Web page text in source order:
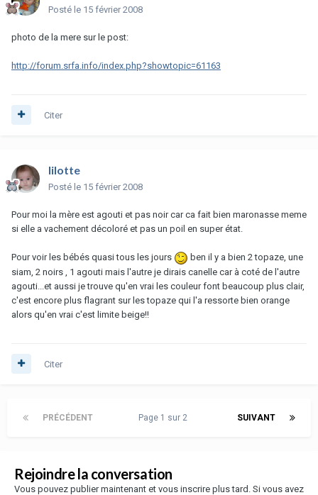
Posté le 15 février 2008
photo de la mere sur le post:
http://forum.srfa.info/index.php?showtopic=61163
Citer
lilotte
Posté le 15 février 2008
Pour moi la mère est agouti et pas noir car ca fait bien maronasse meme
si elle a vachement décoloré et pas un poil en super état.
Pour voir les bébés quasi tous les jours
ben il y a bien 2 topaze, une
siam, 2 noirs , 1 agouti mais l'autre je dirais canelle car à coté de l'autre
agouti...et aussi je trouve qu'en vrai les couleur font beaucoup plus clair,
c'est encore plus flagrant sur les topaze qui l'a ressorte bien orange
alors qu'en vrai c'est limite beige!!
Citer
PRÉCÉDENT SUIVANT
Page 1 sur 2
Rejoindre la conversation
Vous pouvez publier maintenant et vous inscrire plus tard. Si vous avez